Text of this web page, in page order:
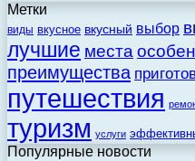
Метки
виды вкусное вкусный выбор
лучшие места
преимущества
путешествия
туризм услуги
Популярные новости